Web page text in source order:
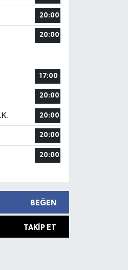
20:00
20:00
17:00
20:00
20:00
20:00
20:00
BEĞEN
TAKIP ET